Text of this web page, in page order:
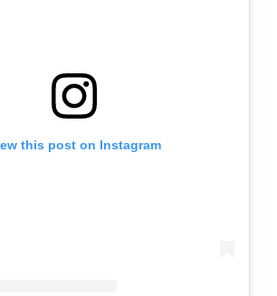
this post on Instagram